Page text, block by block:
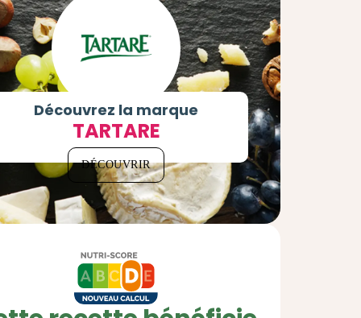
Découvrez la marque
TARTARE
DÉCOUVRIR